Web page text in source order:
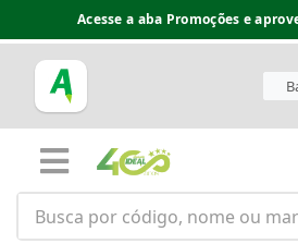
Acesse a aba Promoções e